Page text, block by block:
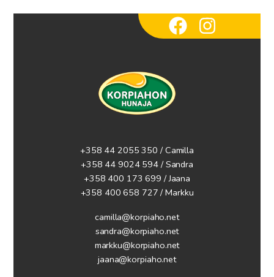
+358 44 2055 350 / Camilla
+358 44 9024 594 / Sandra
+358 400 173 699 / Jaana
+358 400 658 727 / Markku
camilla@korpiaho.net
sandra@korpiaho.net
markku@korpiaho.net
jaana@korpiaho.net